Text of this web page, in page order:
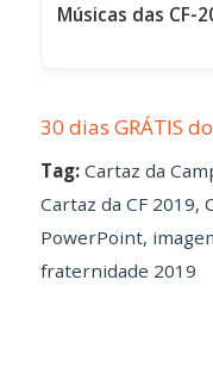
Músicas das CF-
30 dias GRÁTIS
Tag: Cartaz da
Cartaz da CF 2019,
PowerPoint,
fraternidade 2019